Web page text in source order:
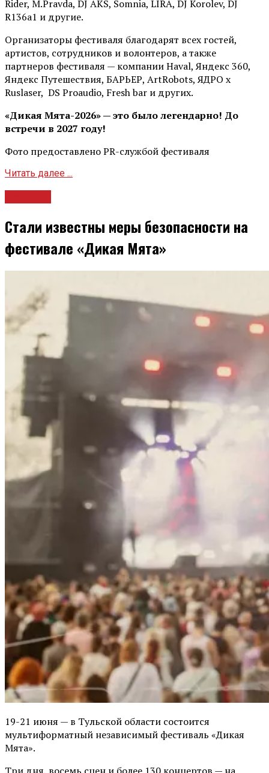
Rider, М.Pravda, DJ AKS, Somnia, LIRA, DJ Korolev, DJ
R136a1 и другие.
Организаторы фестиваля благодарят всех гостей,
артистов, сотрудников и волонтеров, а также
партнеров фестиваля — компании Haval, Яндекс 360,
Яндекс Путешествия, БАРЬЕР, ArtRobots, ЯДРО х
Ruslaser, DS Proaudio, Fresh bar и других.
«Дикая Мята-2026» — это было легендарно! До
встречи в 2027 году!
Фото предоставлено PR-службой фестиваля
Читать далее ...
Стали известны меры безопасности на
фестивале «Дикая Мята»
19-21 июня — в Тульской области состоится
мультиформатный независимый фестиваль «Дикая
Мята».